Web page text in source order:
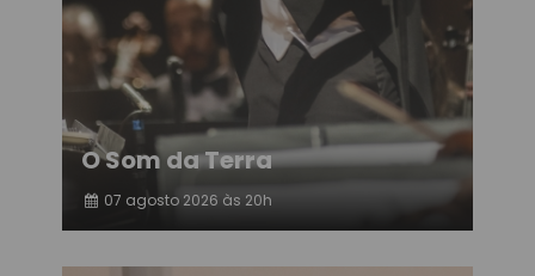
O Som da Terra
07 agosto 2026 às 20h